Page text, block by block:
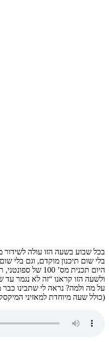
בכל שבוע בשעה הזו עולה לשידור
בלי שום תיכנון מוקדם, וגם בלי
היום תכנית מס’ 100 של ספונטני, תאמינו או לא.
ולשעה הזו קראנו “זה לא נגמר עד
על מה ולמה? נראה לי שתבינו
(כולל שעה מיוחדת למאזיני